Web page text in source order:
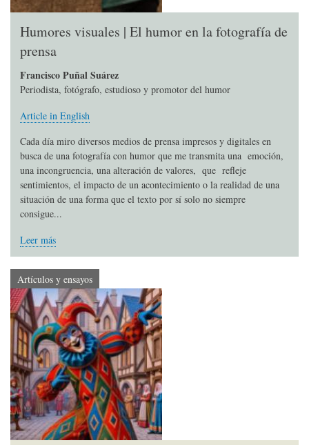
Humores visuales | El humor en la fotografía de
prensa
Francisco Puñal Suárez
Periodista, fotógrafo, estudioso y promotor del humor
Article in English
Cada día miro diversos medios de prensa impresos y digitales en
busca de una fotografía con humor que me transmita una emoción,
una incongruencia, una alteración de valores, que refleje
sentimientos, el impacto de un acontecimiento o la realidad de una
situación de una forma que el texto por sí solo no siempre
consigue...
Leer más
Artículos y ensayos